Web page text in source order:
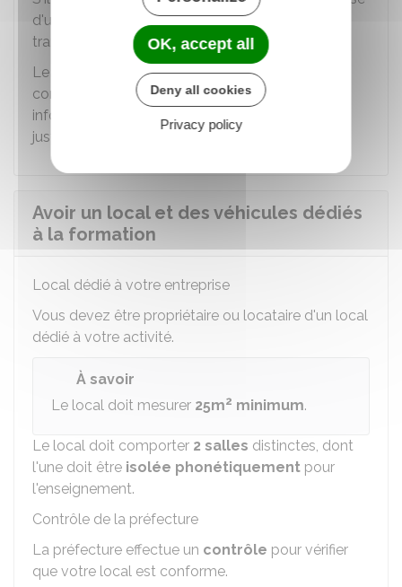
d'un
délai de 15 joursrenouvelable 1 fois pour
transmettre la
pièce justificative manquante
Le Guichet des formalités des entreprises
conserve 3 ans maximum ces données (les
informations dans la déclaration et les pièces
justificatives fournies).
Avoir un local et des véhicules dédiés
à la formation
Local dédié à votre entreprise
Vous devez être propriétaire ou locataire d'un local
dédié à votre activité.
À savoir
Le local doit mesurer 25m2 minimum.
Le local doit comporter 2 salles distinctes, dont
l'une doit être isolée phonétiquement pour
l'enseignement.
Contrôle de la préfecture
La préfecture effectue un contrôle pour vérifier
que votre local est conforme.
OK, accept all
Deny all cookies
Privacy policy